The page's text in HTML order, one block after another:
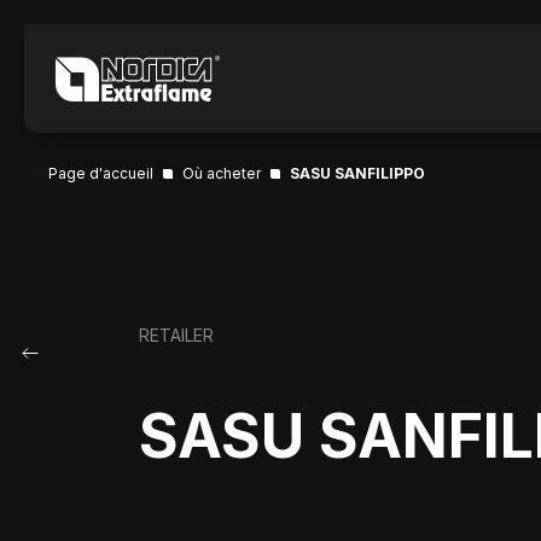
Page d'accueil Où acheter SASU SANFILIPPO
RETAILER
SASU